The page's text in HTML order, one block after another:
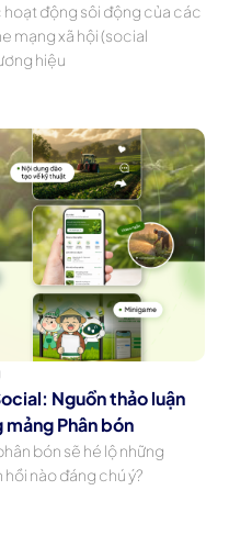
động sôi động của các
mạng xã hội (social
hiệu
Nguồn thảo luận
Phân bón
bón sẽ hé lộ những
nào đáng chú ý?